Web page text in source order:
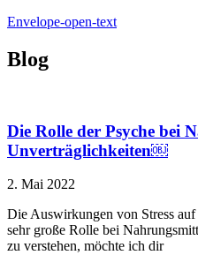
Envelope-open-text
Blog
Die Rolle der Psyche bei
Unverträglichkeiten￼
2. Mai 2022
Die Auswirkungen von Stress
sehr große Rolle bei
zu verstehen, möchte ich dir